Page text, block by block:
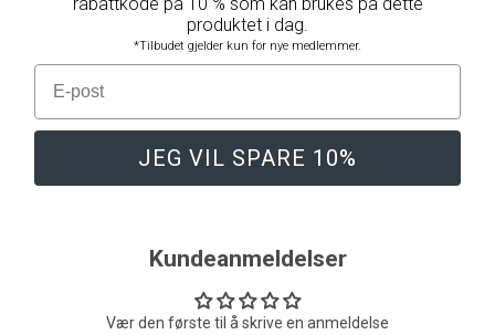
rabattkode på 10 % som kan brukes på dette
produktet i dag.
*Tilbudet gjelder kun for nye medlemmer.
E-post
JEG VIL SPARE 10%
Kundeanmeldelser
Vær den første til å skrive en anmeldelse